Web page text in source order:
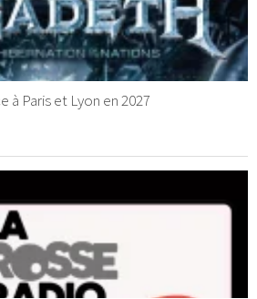
à Paris et Lyon en 2027